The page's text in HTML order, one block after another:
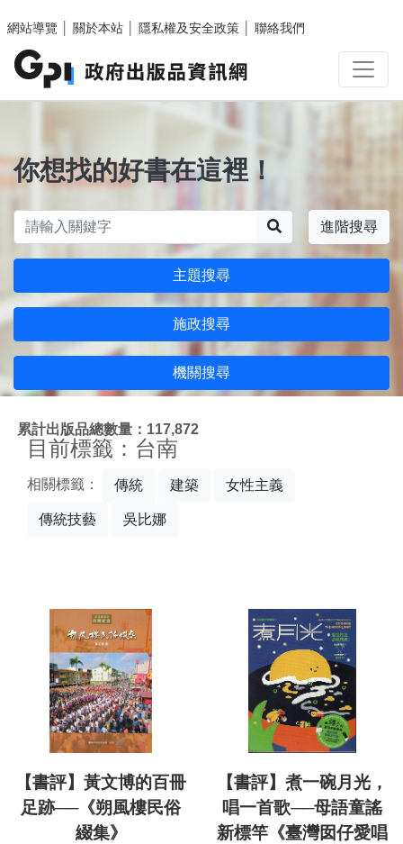
網站導覽
關於本站 隱私權及安全政策 聯絡我們
你想找的好書在這裡！
進階搜尋
主題搜尋
施政搜尋
機關搜尋
累計出版品總數量：117,872
目前標籤：台南
相關標籤： 傳統 建築 女性主義
傳統技藝 吳比娜
【書評】黃文博的百冊
足跡──《朔風樓民俗
綴集》
【書評】煮一碗月光，
唱一首歌──母語童謠
新標竿《臺灣囡仔愛唱